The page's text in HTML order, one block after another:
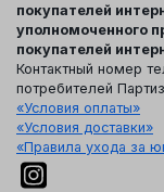
покупателей
уполномоченного
покупателей
Контактный номер
потребителей
«Условия оплаты»
«Условия доставки»
«Правила ухода за